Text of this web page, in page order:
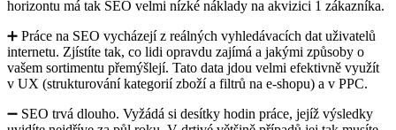
horizontu má tak SEO velmi nízké náklady na akvizici 1 zákazníka.
➕ Práce na SEO vycházejí z reálných vyhledávacích dat uživatelů
internetu. Zjístíte tak, co lidi opravdu zajímá a jakými způsoby o
vašem sortimentu přemýšlejí. Tato data jdou velmi efektivně využít
v UX (strukturování kategorií zboží a filtrů na e-shopu) a v PPC.
➖ SEO trvá dlouho. Vyžádá si desítky hodin práce, jejíž výsledky